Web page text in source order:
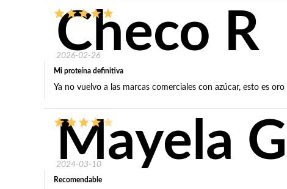
Checo R
2026-02-26
Mi proteína definitiva
Ya no vuelvo a las marcas comerciales con azúcar, esto es
Mayela G
2024-03-10
Recomendable